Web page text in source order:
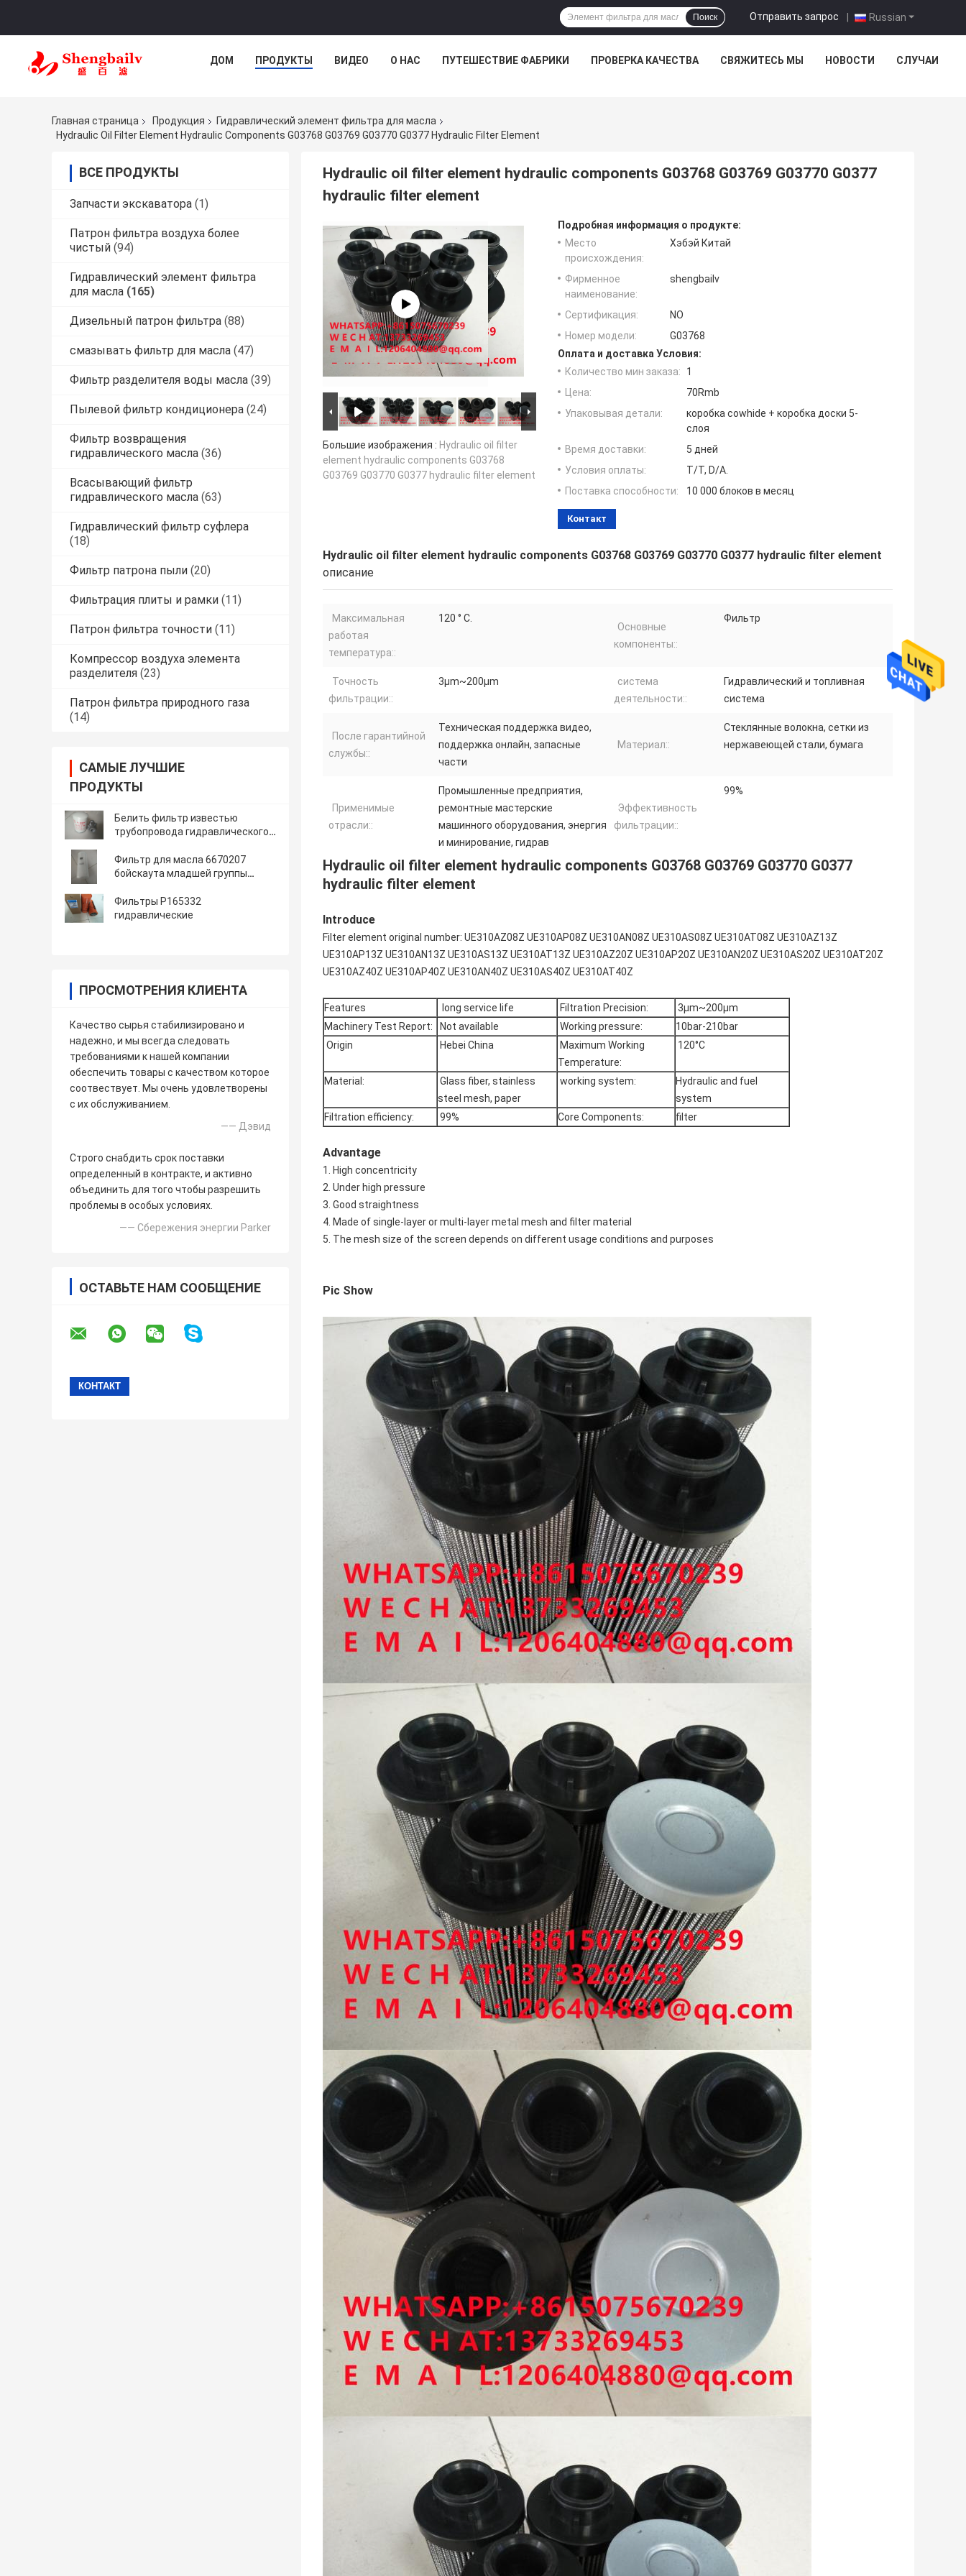
Russian
Отправить запрос |
Поиск
ДОМ ПРОДУКТЫ ВИДЕО О НАС ПУТЕШЕСТВИЕ ФАБРИКИ ПРОВЕРКА КАЧЕСТВА СВЯЖИТЕСЬ МЫ НОВОСТИ СЛУЧАИ
Главная страница Продукция
Гидравлический элемент фильтра для масла
Hydraulic Oil Filter Element Hydraulic Components G03768 G03769 G03770 G0377 Hydraulic Filter Element
ВСЕ ПРОДУКТЫ
Запчасти экскаватора (1)
Патрон фильтра воздуха более
чистый (94)
Гидравлический элемент фильтра
для масла (165)
Дизельный патрон фильтра (88)
смазывать фильтр для масла (47)
Фильтр разделителя воды масла (39)
Пылевой фильтр кондиционера (24)
Фильтр возвращения
гидравлического масла (36)
Всасывающий фильтр
гидравлического масла (63)
Гидравлический фильтр суфлера
(18)
Фильтр патрона пыли (20)
Фильтрация плиты и рамки (11)
Патрон фильтра точности (11)
Компрессор воздуха элемента
разделителя (23)
Патрон фильтра природного газа
(14)
САМЫЕ ЛУЧШИЕ
ПРОДУКТЫ
Белить фильтр известью
трубопровода гидравлического
Фильтр для масла 6670207
бойскаута младшей группы
гидравлический
Фильтры P165332
гидравлические
ПРОСМОТРЕНИЯ КЛИЕНТА
Качество сырья стабилизировано и
надежно, и мы всегда следовать
требованиями к нашей компании
обеспечить товары с качеством которое
соотвествует. Мы очень удовлетворены
с их обслуживанием.
—— Дэвид
Строго снабдить срок поставки
определенный в контракте, и активно
объединить для того чтобы разрешить
проблемы в особых условиях.
—— Сбережения энергии Parker
ОСТАВЬТЕ НАМ СООБЩЕНИЕ
Hydraulic oil filter element hydraulic components G03768 G03769 G03770 G0377
hydraulic filter element
Большие изображения : Hydraulic oil filter
element hydraulic components G03768
G03769 G03770 G0377 hydraulic filter element
Подробная информация о продукте:
Место
происхождения:
Хэбэй Китай
Фирменное
наименование:
shengbailv
Сертификация:
NO
Номер модели:
G03768
Оплата и доставка Условия:
Количество мин заказа:
1
Цена:
70Rmb
Упаковывая детали:
коробка cowhide + коробка доски 5-
слоя
Время доставки:
5 дней
Условия оплаты:
T/T, D/A.
Поставка способности:
10 000 блоков в месяц
Контакт
Hydraulic oil filter element hydraulic components G03768 G03769 G03770 G0377 hydraulic filter element
описание
Максимальная
работая
температура::
120 ° C.
Основные
компоненты::
Фильтр
Точность
фильтрации::
3μm~200μm
система
деятельности::
Гидравлический и топливная
система
После гарантийной
службы::
Техническая поддержка видео,
поддержка онлайн, запасные
части
Материал::
Стеклянные волокна, сетки из
нержавеющей стали, бумага
Применимые
отрасли::
Промышленные предприятия,
ремонтные мастерские
машинного оборудования, энергия
и минирование, гидрав
Эффективность
фильтрации::
99%
Hydraulic oil filter element hydraulic components G03768 G03769 G03770 G0377
hydraulic filter element
Introduce
Filter element original number: UE310AZ08Z UE310AP08Z UE310AN08Z UE310AS08Z UE310AT08Z UE310AZ13Z
UE310AP13Z UE310AN13Z UE310AS13Z UE310AT13Z UE310AZ20Z UE310AP20Z UE310AN20Z UE310AS20Z UE310AT20Z
UE310AZ40Z UE310AP40Z UE310AN40Z UE310AS40Z UE310AT40Z
Features long service life Filtration Precision:
3μm~200μm
Machinery Test Report:
Not available Working pressure:
10bar-210bar
Origin
Hebei China
Maximum Working
Temperature:
120°C
Material:
Glass fiber, stainless
steel mesh, paper
working system:
Hydraulic and fuel
system
Filtration efficiency:
99% Core Components: filter
Advantage
1. High concentricity
2. Under high pressure
3. Good straightness
4. Made of single-layer or multi-layer metal mesh and filter material
5. The mesh size of the screen depends on different usage conditions and purposes
Pic Show